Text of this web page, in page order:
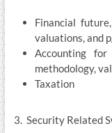
Financial
valuations, and
Accounting
methodology,
Taxation
3. Security Related